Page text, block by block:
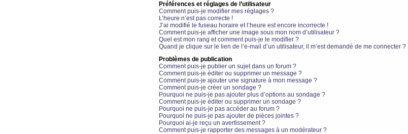
Préférences et réglages de l’utilisateur
Comment puis-je modifier mes réglages ?
L’heure n’est pas correcte !
J’ai modifié le fuseau horaire et l’heure est encore incorrecte !
Comment puis-je afficher une image sous mon nom d’utilisateur ?
Quel est mon rang et comment puis-je le modifier ?
Quand je clique sur le lien de l’e-mail d’un utilisateur, il m’est demandé de me connecter ?
Problèmes de publication
Comment puis-je publier un sujet dans un forum ?
Comment puis-je éditer ou supprimer un message ?
Comment puis-je ajouter une signature à mon message ?
Comment puis-je créer un sondage ?
Pourquoi ne puis-je pas ajouter plus d’options au sondage ?
Comment puis-je éditer ou supprimer un sondage ?
Pourquoi ne puis-je pas accéder au forum ?
Pourquoi ne puis-je pas ajouter de pièces jointes ?
Pourquoi ai-je reçu un avertissement ?
Comment puis-je rapporter des messages à un modérateur ?